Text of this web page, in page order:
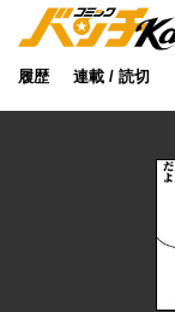
履歴 連載 / 読切